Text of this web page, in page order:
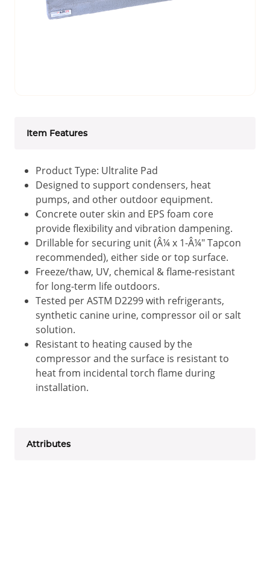
Item Features
Product Type: Ultralite Pad
Designed to support condensers, heat
pumps, and other outdoor equipment.
Concrete outer skin and EPS foam core
provide flexibility and vibration dampening.
Drillable for securing unit (Â¼ x 1-Â¼" Tapcon
recommended), either side or top surface.
Freeze/thaw, UV, chemical & flame-resistant
for long-term life outdoors.
Tested per ASTM D2299 with refrigerants,
synthetic canine urine, compressor oil or salt
solution.
Resistant to heating caused by the
compressor and the surface is resistant to
heat from incidental torch flame during
installation.
Attributes